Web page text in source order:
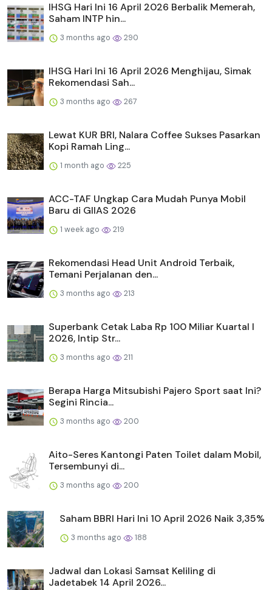
IHSG Hari Ini 16 April 2026 Berbalik Memerah,
Saham INTP hin...
3 months ago 290
IHSG Hari Ini 16 April 2026 Menghijau, Simak
Rekomendasi Sah...
3 months ago 267
Lewat KUR BRI, Nalara Coffee Sukses Pasarkan
Kopi Ramah Ling...
1 month ago 225
ACC-TAF Ungkap Cara Mudah Punya Mobil
Baru di GIIAS 2026
1 week ago 219
Rekomendasi Head Unit Android Terbaik,
Temani Perjalanan den...
3 months ago 213
Superbank Cetak Laba Rp 100 Miliar Kuartal I
2026, Intip Str...
3 months ago 211
Berapa Harga Mitsubishi Pajero Sport saat Ini?
Segini Rincia...
3 months ago 200
Aito-Seres Kantongi Paten Toilet dalam Mobil,
Tersembunyi di...
3 months ago 200
Saham BBRI Hari Ini 10 April 2026 Naik 3,35%
3 months ago 188
Jadwal dan Lokasi Samsat Keliling di
Jadetabek 14 April 2026...